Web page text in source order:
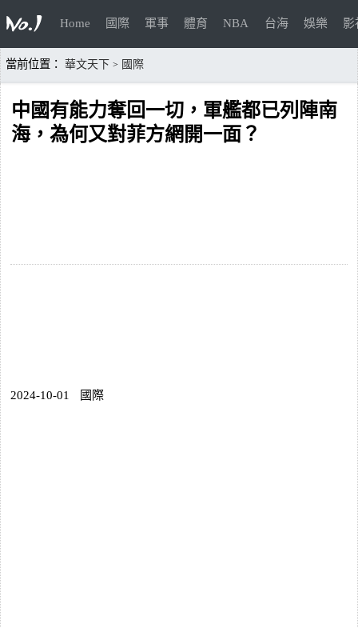
Home 國際 軍事 體育 NBA 台海 娛樂 影
當前位置： 華文天下 > 國際
中國有能力奪回一切，軍艦都已列陣南
海，為何又對菲方網開一面？
2024-10-01 國際